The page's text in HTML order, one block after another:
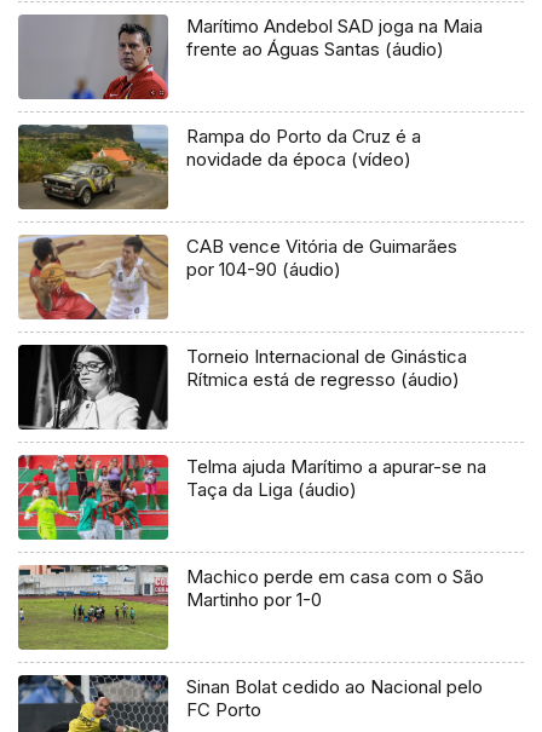
Marítimo Andebol SAD joga na Maia
frente ao Águas Santas (áudio)
Rampa do Porto da Cruz é a
novidade da época (vídeo)
CAB vence Vitória de Guimarães
por 104-90 (áudio)
Torneio Internacional de Ginástica
Rítmica está de regresso (áudio)
Telma ajuda Marítimo a apurar-se na
Taça da Liga (áudio)
Machico perde em casa com o São
Martinho por 1-0
Sinan Bolat cedido ao Nacional pelo
FC Porto